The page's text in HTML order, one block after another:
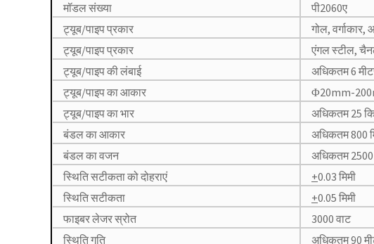
मॉडल संख्या
पी2060ए
ट्यूब/पाइप प्रकार
गोल,
ट्यूब/पाइप प्रकार
एंगल स्टील,
ट्यूब/पाइप की लंबाई
अधिकतम 6
ट्यूब/पाइप का आकार
Φ20mm-
ट्यूब/पाइप का भार
अधिकतम 25
बंडल का आकार
अधिकतम 800
बंडल का वजन
अधिकतम 2500
स्थिति सटीकता को दोहराएं
+0.03 मिमी
स्थिति सटीकता
+0.05 मिमी
फाइबर लेजर स्रोत
3000 वाट
स्थिति गति
अधिकतम 90